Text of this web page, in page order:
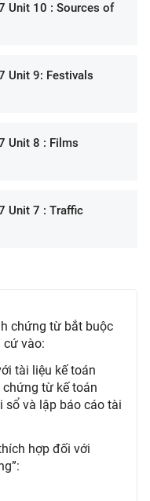
Unit 10 : Sources of
Unit 9: Festivals
Unit 8 : Films
Unit 7 : Traffic
chứng từ bắt buộc
vào:
tài liệu kế toán
từ kế toán
sổ và lập báo cáo tài
hợp đối với